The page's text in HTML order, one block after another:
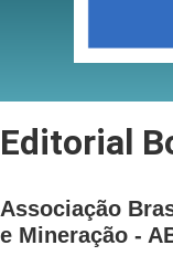
Editorial
Associação
e Mineração -